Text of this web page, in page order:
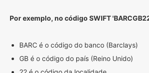
Por exemplo, no código SWIFT
BARC é o código do banco (Barclays)
GB é o código do país (Reino Unido)